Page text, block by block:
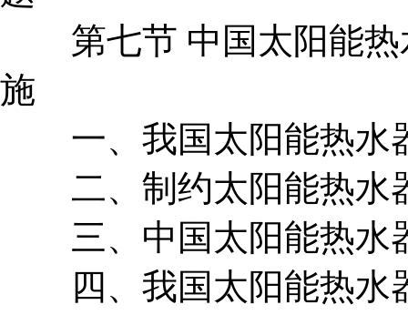
第七节 中国太阳能热
施
一、我国太阳能热水
二、制约太阳能热水
三、中国太阳能热水
四、我国太阳能热水